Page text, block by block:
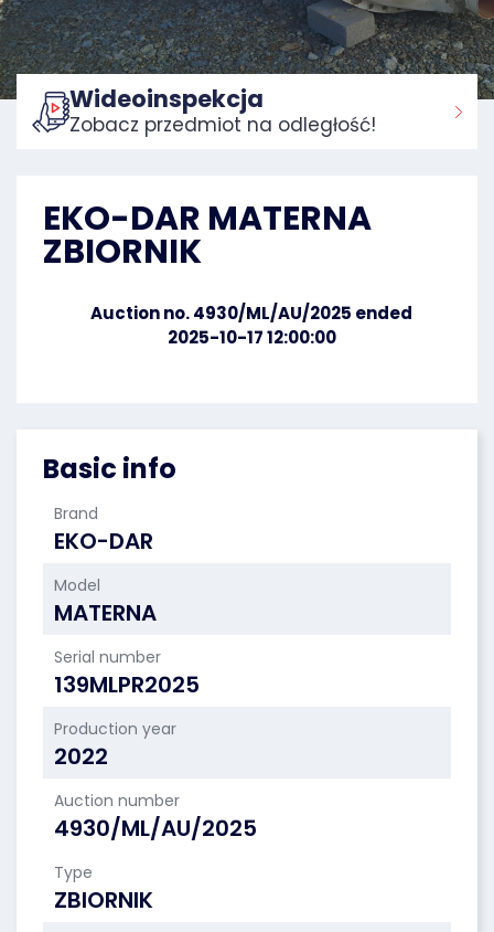
Home:
Basic info
Brand
EKO-DAR
Model
MATERNA
Serial number
139MLPR2025
Production year
2022
Auction number
4930/ML/AU/2025
Type
ZBIORNIK
Wideoinspekcja
Zobacz przedmiot na odległość!
EKO-DAR MATERNA
ZBIORNIK
Auction no. 4930/ML/AU/2025 ended
2025-10-17 12:00:00